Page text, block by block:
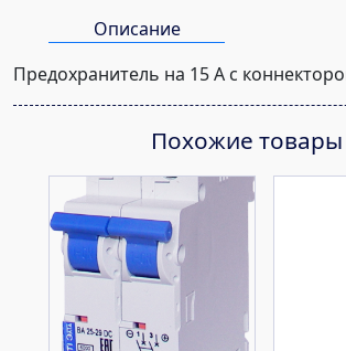
Описание
Предохранитель на 15 А с
Похожие товары